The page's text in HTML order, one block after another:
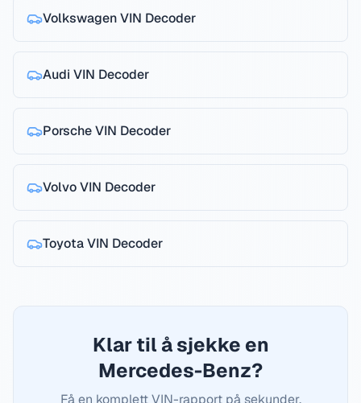
VolkswagenVIN Decoder
Audi VIN Decoder
PorscheVIN Decoder
VolvoVIN Decoder
ToyotaVIN Decoder
Klar til å sjekke en
Mercedes-Benz?
Få en komplett VIN-rapport på sekunder.